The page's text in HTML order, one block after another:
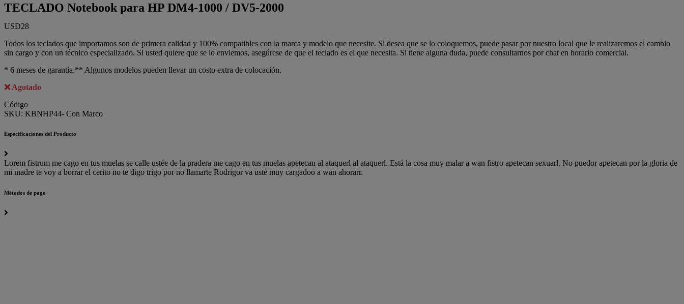
TECLADO Notebook para HP DM4-1000 / DV5-2000
USD28
Todos los teclados que importamos son de primera calidad y 100% compatibles con la marca y modelo que necesite. Si desea que se lo coloquemos, puede pasar por nuestro local que le realizaremos el cambio
sin cargo y con un técnico especializado. Si usted quiere que se lo enviemos, asegúrese de que el teclado es el que necesita. Si tiene alguna duda, puede consultarnos por chat en horario comercial.
* 6 meses de garantía.** Algunos modelos pueden llevar un costo extra de colocación.
Agotado
Código
SKU: KBNHP44- Con Marco
Especificaciones del Producto
Lorem fistrum me cago en tus muelas se calle ustée de la pradera me cago en tus muelas apetecan al ataquerl al ataquerl. Está la cosa muy malar a wan fistro apetecan sexuarl. No puedor apetecan por la gloria de
mi madre te voy a borrar el cerito no te digo trigo por no llamarte Rodrigor va usté muy cargadoo a wan ahorarr.
Métodos de pago